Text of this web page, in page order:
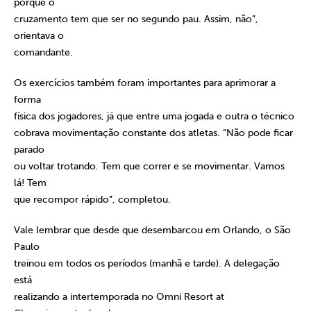
porque o
cruzamento tem que ser no segundo pau. Assim, não”,
orientava o
comandante.
Os exercícios também foram importantes para aprimorar a
forma
física dos jogadores, já que entre uma jogada e outra o técnico
cobrava movimentação constante dos atletas. “Não pode ficar
parado
ou voltar trotando. Tem que correr e se movimentar. Vamos
lá! Tem
que recompor rápido”, completou.
Vale lembrar que desde que desembarcou em Orlando, o São
Paulo
treinou em todos os períodos (manhã e tarde). A delegação
está
realizando a intertemporada no Omni Resort at